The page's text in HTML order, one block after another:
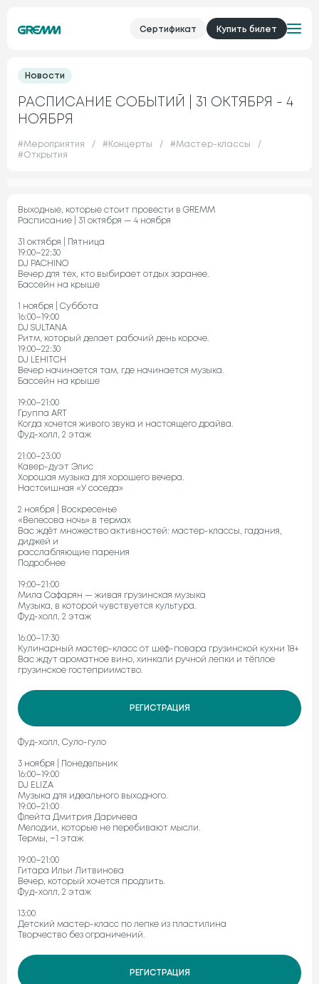
Сертификат Купить билет
Новости
РАСПИСАНИЕ СОБЫТИЙ | 31 ОКТЯБРЯ - 4
НОЯБРЯ
#Мероприятия / # Концерты / #Мастер-классы
/
#Открытия
Выходные, которые стоит провести в GREMM
Расписание | 31 октября — 4 ноября
31 октября | Пятница
19:00–22:30
DJ PACHINO
Вечер для тех, кто выбирает отдых заранее.
Бассейн на крыше
1 ноября | Суббота
16:00–19:00
DJ SULTANA
Ритм, который делает рабочий день короче.
19:00–22:30
DJ LEHITCH
Вечер начинается там, где начинается музыка.
Бассейн на крыше
19:00–21:00
Группа ART
Когда хочется живого звука и настоящего драйва.
Фуд-холл, 2 этаж
21:00–23:00
Кавер-дуэт Элис
Хорошая музыка для хорошего вечера.
Настоишная «У соседа»
2 ноября | Воскресенье
«Велесова ночь» в термах
Вас ждёт множество активностей: мастер-классы, гадания,
диджей и
расслабляющие парения
Подробнее
19:00–21:00
Мила Сафарян — живая грузинская музыка
Музыка, в которой чувствуется культура.
Фуд-холл, 2 этаж
16:00–17:30
Кулинарный мастер-класс от шеф-повара грузинской кухни 18+
Вас ждут ароматное вино, хинкали ручной лепки и тёплое
грузинское гостеприимство.
РЕГИСТРАЦИЯ
Фуд-холл, Суло-гуло
3 ноября | Понедельник
16:00–19:00
DJ ELIZA
Музыка для идеального выходного.
19:00–21:00
Флейта Дмитрия Даричева
Мелодии, которые не перебивают мысли.
Термы, −1 этаж
19:00–21:00
Гитара Ильи Литвинова
Вечер, который хочется продлить.
Фуд-холл, 2 этаж
13:00
Детский мастер-класс по лепке из пластилина
Творчество без ограничений.
РЕГИСТРАЦИЯ